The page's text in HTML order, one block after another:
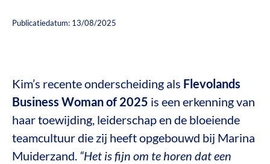
Publicatiedatum: 13/08/2025
Kim’s recente onderscheiding als Flevolands
Business Woman of 2025 is een erkenning van
haar toewijding, leiderschap en de bloeiende
teamcultuur die zij heeft opgebouwd bij Marina
Muiderzand. “Het is fijn om te horen dat een